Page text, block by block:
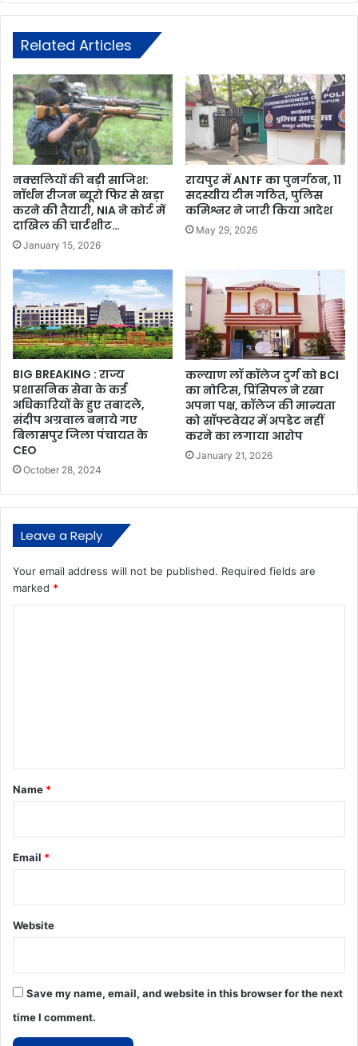
Related Articles
नक्सलियों की बड़ी साजिश:
नॉर्थन रीजन ब्यूरो फिर से खड़ा
करने की तैयारी, NIA ने कोर्ट में
दाखिल की चार्टशीट…
January 15, 2026
रायपुर में ANTF का पुनर्गठन, 11
सदस्यीय टीम गठित, पुलिस
कमिश्नर ने जारी किया आदेश
May 29, 2026
BIG BREAKING : राज्य
प्रशासनिक सेवा के कई
अधिकारियों के हुए तबादले,
संदीप अग्रवाल बनाये गए
बिलासपुर जिला पंचायत के
CEO
October 28, 2024
कल्याण लॉ कॉलेज दुर्ग को BCI
का नोटिस, प्रिंसिपल ने रखा
अपना पक्ष, कॉलेज की मान्यता
को सॉफ्टवेयर में अपडेट नहीं
करने का लगाया आरोप
January 21, 2026
Leave a Reply
Your email address will not be published. Required fields are
marked *
*
Name *
Email *
Website
Save my name, email, and website in this browser for the next
time I comment.